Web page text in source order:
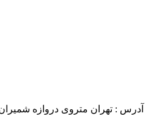
آدرس : تهران متروی دروازه شمیران